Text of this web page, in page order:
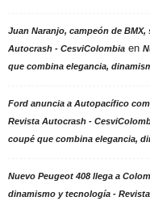
Juan Naranjo, campeón de
Autocrash - CesviColombia en
que combina elegancia,
Ford anuncia a Autopacífico
Revista Autocrash -
coupé que combina elegancia,
Nuevo Peugeot 408 llega a
dinamismo y tecnología -